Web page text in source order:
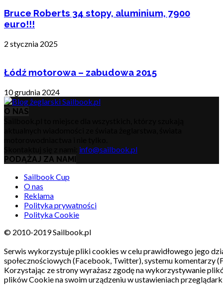
Bruce Roberts 34 stopy, aluminium, 7900
euro!!!
2 stycznia 2025
Łódź motorowa – zabudowa 2015
10 grudnia 2024
O NAS
info@sailbook.pl
PODĄŻAJ ZA NAMI
Sailbook Cup
O nas
Reklama
Polityka prywatności
Polityka Cookie
© 2010-2019 Sailbook.pl
Serwis wykorzystuje pliki cookies w celu prawidłowego jego
społecznościowych (Facebook, Twitter), systemu komentarzy
Korzystając ze strony wyrażasz zgodę na wykorzystywanie
plików Cookie na swoim urządzeniu w ustawieniach